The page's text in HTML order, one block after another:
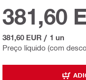
Preço líquido (com
381,60
381,60 EUR / 1 un